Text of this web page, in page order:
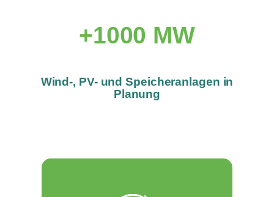
+1000 MW
Wind-, PV- und Speicheranlagen in
Planung